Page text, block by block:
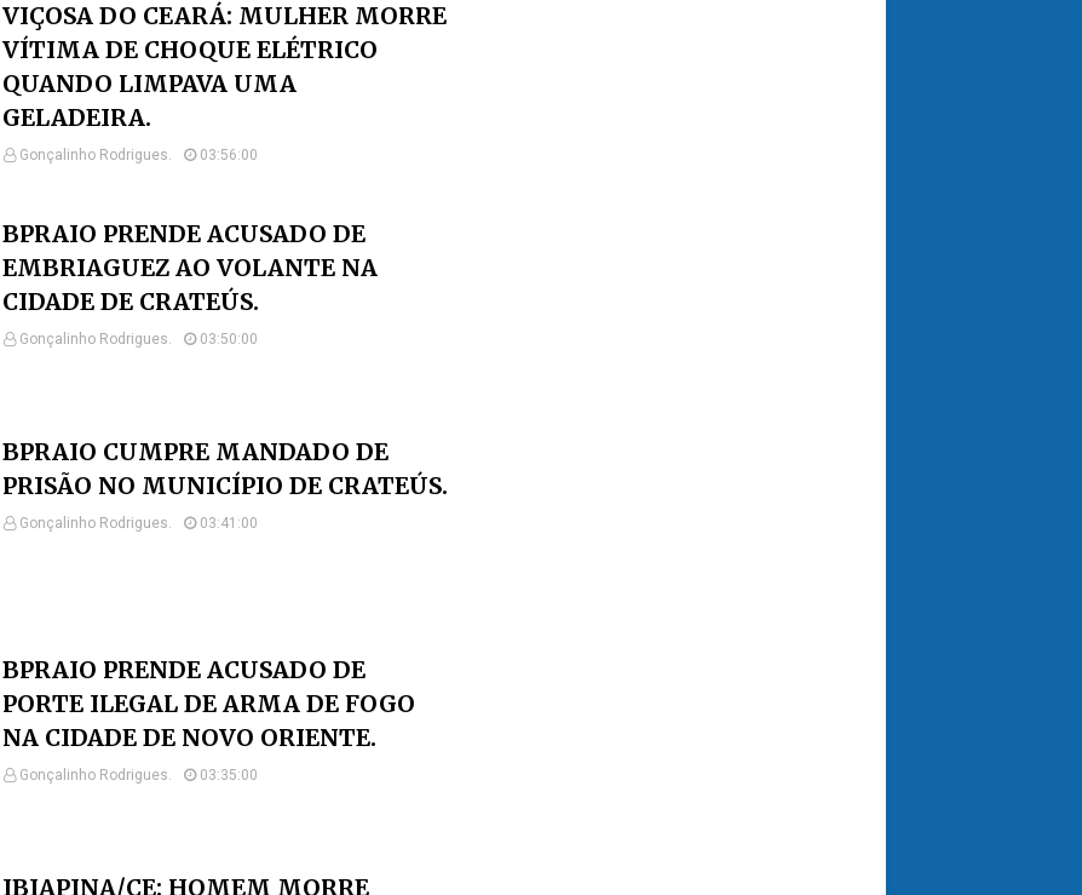
VIÇOSA DO CEARÁ: MULHER MORRE
VÍTIMA DE CHOQUE ELÉTRICO
QUANDO LIMPAVA UMA
GELADEIRA.
Gonçalinho Rodrigues. 03:56:00
BPRAIO PRENDE ACUSADO DE
EMBRIAGUEZ AO VOLANTE NA
CIDADE DE CRATEÚS.
Gonçalinho Rodrigues. 03:50:00
BPRAIO CUMPRE MANDADO DE
PRISÃO NO MUNICÍPIO DE CRATEÚS.
Gonçalinho Rodrigues. 03:41:00
BPRAIO PRENDE ACUSADO DE
PORTE ILEGAL DE ARMA DE FOGO
NA CIDADE DE NOVO ORIENTE.
Gonçalinho Rodrigues. 03:35:00
IBIAPINA/CE: HOMEM MORRE